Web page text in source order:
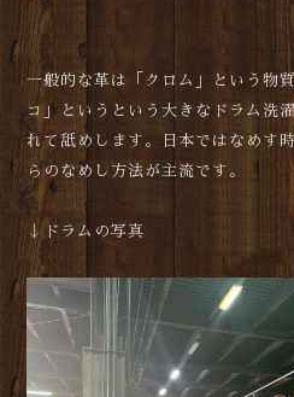
一般的な革は「クロム」という物
コ」というという大きなドラム洗
れて舐めします。日本ではなめす
らのなめし方法が主流です。
↓ドラムの写真